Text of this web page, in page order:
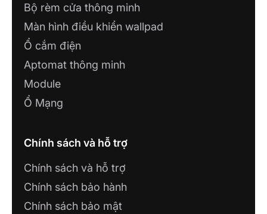
Bộ rèm cửa thông minh
Màn hình điều khiển wallpad
Ổ cắm điện
Aptomat thông minh
Module
Ổ Mạng
Chính sách và hỗ trợ
Chính sách và hỗ trợ
Chính sách bảo hành
Chính sách bảo mật